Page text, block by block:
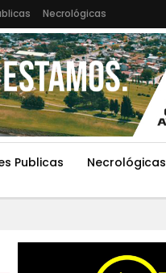
Necrológicas
Publicas Necrológicas